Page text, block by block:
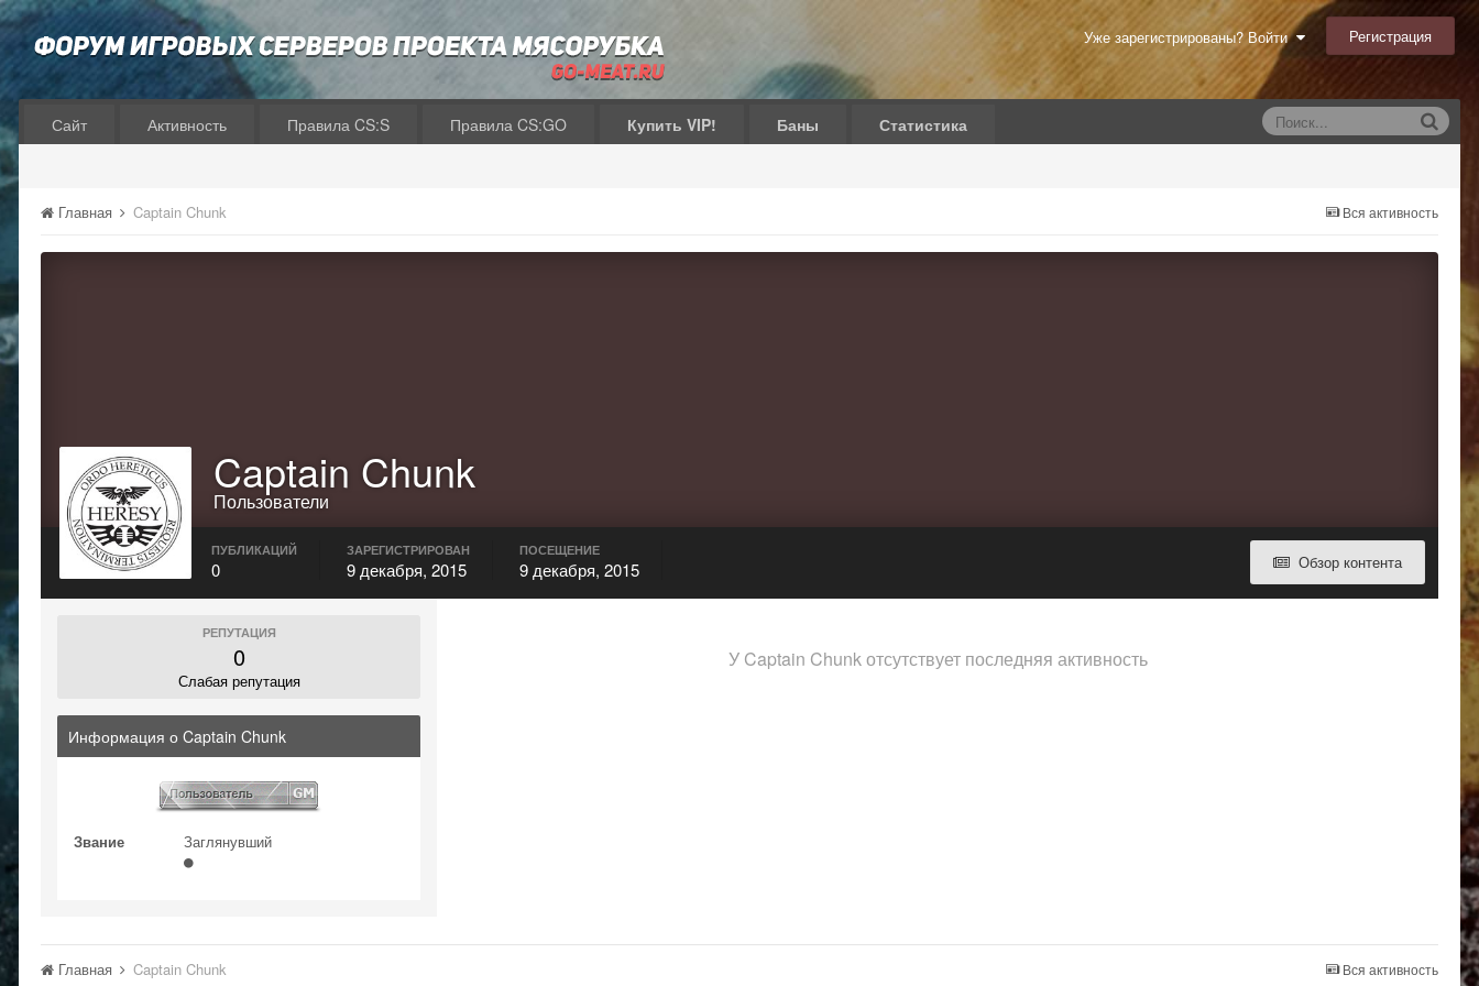
Уже зарегистрированы? Войти Регистрация
Сайт Активность Правила CS:S Правила CS:GO Купить VIP! Баны Статистика
Вся активность
Главная Captain Chunk
Captain Chunk
Пользователи
Обзор контента
ПУБЛИКАЦИЙ
0
ЗАРЕГИСТРИРОВАН
9 декабря, 2015
ПОСЕЩЕНИЕ
9 декабря, 2015
РЕПУТАЦИЯ
0
Слабая репутация
Информация о Captain Chunk
Звание Заглянувший
У Captain Chunk отсутствует последняя активность
Вся активность
Главная Captain Chunk